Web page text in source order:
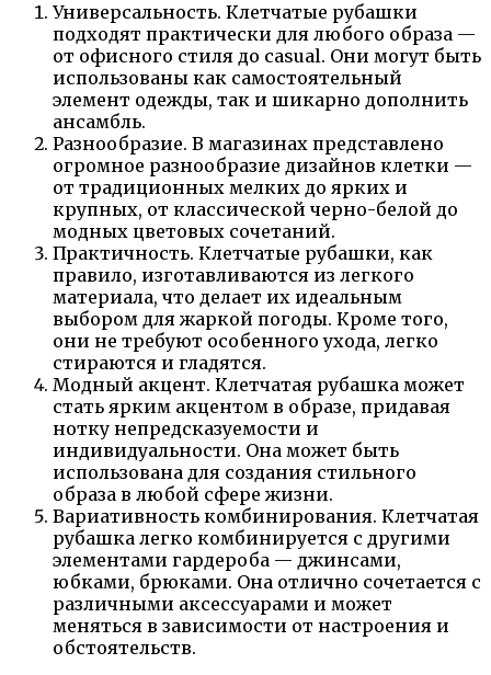
Универсальность. Клетчатые рубашки
подходят практически для любого образа —
от офисного стиля до casual. Они могут быть
использованы как самостоятельный
элемент одежды, так и шикарно дополнить
ансамбль.
Разнообразие. В магазинах представлено
огромное разнообразие дизайнов клетки —
от традиционных мелких до ярких и
крупных, от классической черно-белой до
модных цветовых сочетаний.
Практичность. Клетчатые рубашки, как
правило, изготавливаются из легкого
материала, что делает их идеальным
выбором для жаркой погоды. Кроме того,
они не требуют особенного ухода, легко
стираются и гладятся.
Модный акцент. Клетчатая рубашка может
стать ярким акцентом в образе, придавая
нотку непредсказуемости и
индивидуальности. Она может быть
использована для создания стильного
образа в любой сфере жизни.
Вариативность комбинирования. Клетчатая
рубашка легко комбинируется с другими
элементами гардероба — джинсами,
юбками, брюками. Она отлично сочетается с
различными аксессуарами и может
меняться в зависимости от настроения и
обстоятельств.